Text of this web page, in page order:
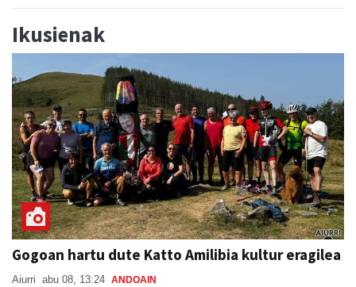
Ikusienak
Gogoan hartu dute Katto Amilibia kultur eragilea
Aiurri abu 08, 13:24 ANDOAIN